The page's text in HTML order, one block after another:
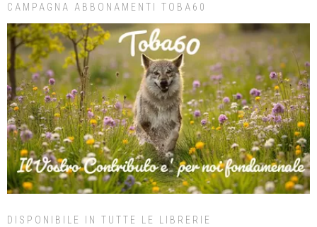
CAMPAGNA ABBONAMENTI TOBA60
DISPONIBILE IN TUTTE LE LIBRERIE